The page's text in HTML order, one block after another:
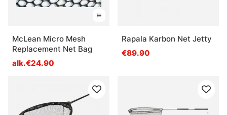
McLean Micro Mesh
Replacement Net Bag
alk.€24.90
Rapala Karbon Net Jetty
€89.90